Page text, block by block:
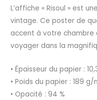
L’affiche « Risoul » est
vintage. Ce poster de
accent à votre
voyager dans la
• Épaisseur du papier :
• Poids du papier : 189 g/
• Opacité : 94 %